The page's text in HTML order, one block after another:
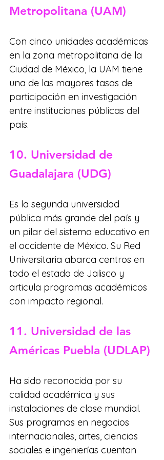
Metropolitana (UAM)
Con cinco unidades académicas
en la zona metropolitana de la
Ciudad de México, la UAM tiene
una de las mayores tasas de
participación en investigación
entre instituciones públicas del
país.
10. Universidad de
Guadalajara (UDG)
Es la segunda universidad
pública más grande del país y
un pilar del sistema educativo en
el occidente de México. Su Red
Universitaria abarca centros en
todo el estado de Jalisco y
articula programas académicos
con impacto regional.
11. Universidad de las
Américas Puebla (UDLAP)
Ha sido reconocida por su
calidad académica y sus
instalaciones de clase mundial.
Sus programas en negocios
internacionales, artes, ciencias
sociales e ingenierías cuentan